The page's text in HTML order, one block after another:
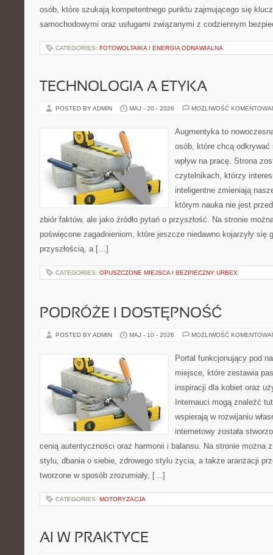
osób, które szukają kompetentnego punktu zajmującego się
samochodowymi oraz usługami związanymi z codziennym
CATEGORIES: FOTOWOLTAIKA I ENERGIA ODNAWIALNA
TECHNOLOGIA A ETYKA
POSTED BY ADMIN MAJ - 20 - 2026 MOŻLIWOŚĆ
Augmentyka to
osób, które chcą
wpływ na pracę. Strona
czytelnikach, którzy
inteligentne zmieniają
którym nauka nie jest
zbiór faktów, ale jako źródło pytań o przyszłość. Na stronie
poświęcone zagadnieniom, które jeszcze niedawno kojarzyły się
przyszłością, a […]
CATEGORIES: OPUSZCZONE MIEJSCA I BEZPIECZNY URBEX
PODRÓŻE I DOSTĘPNOŚĆ
POSTED BY ADMIN MAJ - 10 - 2026 MOŻLIWOŚĆ
Portal funkcjonujący pod
miejsce, które zestawia
inspiracji dla kobiet oraz
Internauci mogą znaleźć
wspierają w rozwijaniu
internetowy została
cenią autentyczności oraz harmonii i balansu. Na stronie można
stylu, dbania o siebie, zdrowego stylu życia, a także aranżacji
tworzone w sposób zrozumiały, […]
CATEGORIES: MOTORYZACJA
AI W PRAKTYCE